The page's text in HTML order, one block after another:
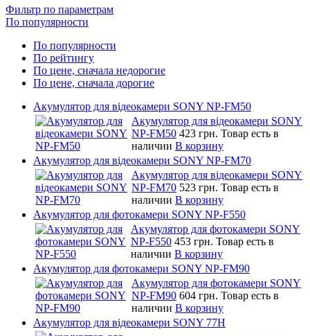
Фильтр по параметрам
По популярности
По популярности
По рейтингу
По цене, сначала недорогие
По цене, сначала дорогие
Акумулятор для відеокамери SONY NP-FM50
Акумулятор для відеокамери SONY
NP-FM50 423 грн. Товар есть в
наличии В корзину
Акумулятор для відеокамери SONY NP-FM70
Акумулятор для відеокамери SONY
NP-FM70 523 грн. Товар есть в
наличии В корзину
Акумулятор для фотокамери SONY NP-F550
Акумулятор для фотокамери SONY
NP-F550 453 грн. Товар есть в
наличии В корзину
Акумулятор для фотокамери SONY NP-FM90
Акумулятор для фотокамери SONY
NP-FM90 604 грн. Товар есть в
наличии В корзину
Акумулятор для відеокамери SONY 77H